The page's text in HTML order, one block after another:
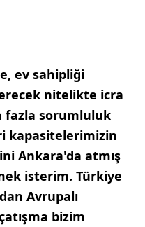
ev sahipliği
nitelikte icra
fazla sorumluluk
kapasitelerimizin
Ankara'da atmış
isterim. Türkiye
Avrupalı
bizim